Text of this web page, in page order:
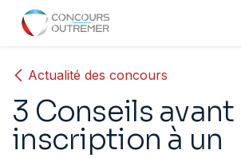
Se rendre au contenu
Actualité des concours
3 Conseils avant
inscription à un